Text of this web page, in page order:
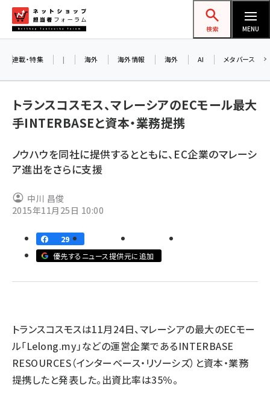
ン
ネットショップ担当者フォーラム
検索 MENU
yahoo (1907)
ecbeing (1211)
base (1083)
連載・特集 | 海外 海外情報 海外 AI メタバース
トランスコスモス、マレーシアのECモール最大
手INTERBASEと資本・業務提携
ノウハウを同社に提供するとともに、EC企業のマレーシ
ア進出をさらに支援
中川 昌俊
2015年11月25日 10:00
29
優先するニュース提供元に追加
トランスコスモスは11月24日、マレーシアの最大のECモー
ル「Lelong.my」などの運営企業であるINTERBASE
RESOURCES（インターベース・リソーシズ）と資本・業務
提携したと発表した。出資比率は35％。
AI
アル
8/26